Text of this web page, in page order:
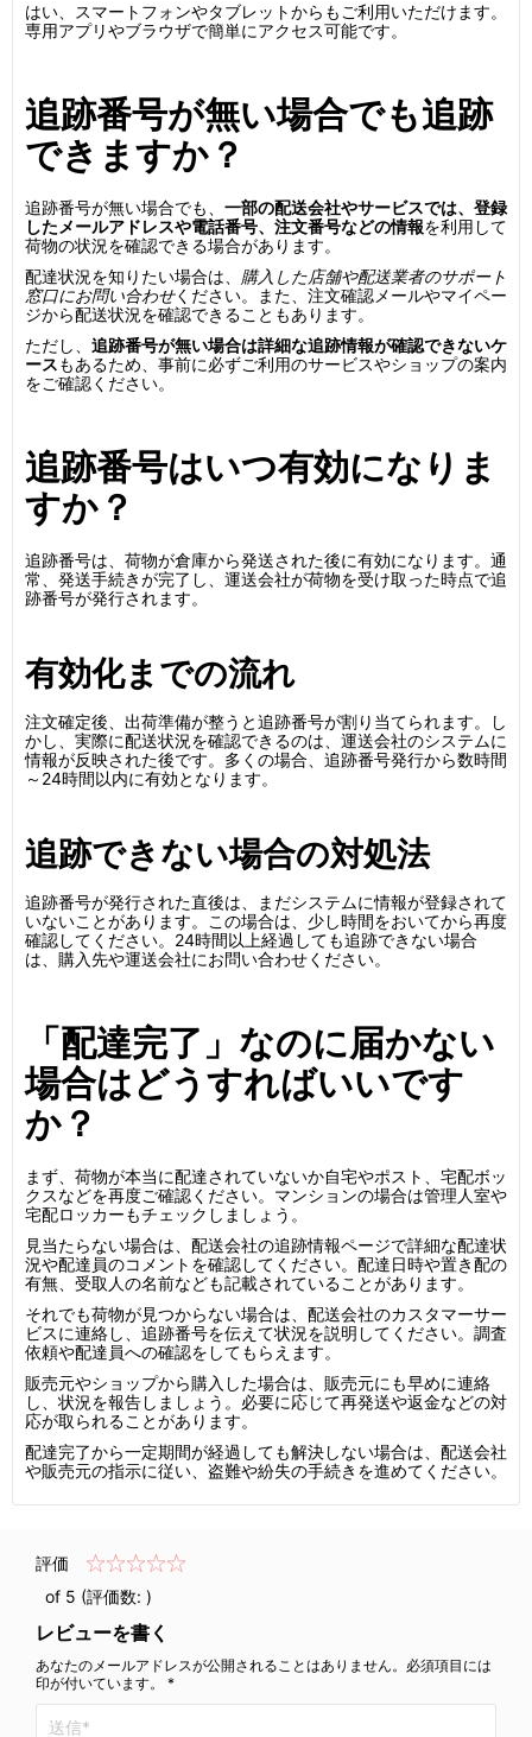
はい、スマートフォンやタブレットからもご利用いただけます。
専用アプリやブラウザで簡単にアクセス可能です。
追跡番号が無い場合でも追跡
できますか？
追跡番号が無い場合でも、 一部の配送会社やサービスでは、登録
したメールアドレスや電話番号、注文番号などの情報を利用して
荷物の状況を確認できる場合があります。
配達状況を知りたい場合は、 購入した店舗や配送業者のサポート
窓口にお問い合わせください。また、注文確認メールやマイペー
ジから配送状況を確認できることもあります。
ただし、 追跡番号が無い場合は詳細な追跡情報が確認できないケ
ースもあるため、事前に必ずご利用のサービスやショップの案内
をご確認ください。
追跡番号はいつ有効になりま
すか？
追跡番号は、荷物が倉庫から発送された後に有効になります。通
常、発送手続きが完了し、運送会社が荷物を受け取った時点で追
跡番号が発行されます。
有効化までの流れ
注文確定後、出荷準備が整うと追跡番号が割り当てられます。し
かし、実際に配送状況を確認できるのは、運送会社のシステムに
情報が反映された後です。多くの場合、追跡番号発行から数時間
～24時間以内に有効となります。
追跡できない場合の対処法
追跡番号が発行された直後は、まだシステムに情報が登録されて
いないことがあります。この場合は、少し時間をおいてから再度
確認してください。24時間以上経過しても追跡できない場合
は、購入先や運送会社にお問い合わせください。
「配達完了」なのに届かない
場合はどうすればいいです
か？
まず、荷物が本当に配達されていないか自宅やポスト、宅配ボッ
クスなどを再度ご確認ください。マンションの場合は管理人室や
宅配ロッカーもチェックしましょう。
見当たらない場合は、配送会社の追跡情報ページで詳細な配達状
況や配達員のコメントを確認してください。配達日時や置き配の
有無、受取人の名前なども記載されていることがあります。
それでも荷物が見つからない場合は、配送会社のカスタマーサー
ビスに連絡し、追跡番号を伝えて状況を説明してください。調査
依頼や配達員への確認をしてもらえます。
販売元やショップから購入した場合は、販売元にも早めに連絡
し、状況を報告しましょう。必要に応じて再発送や返金などの対
応が取られることがあります。
配達完了から一定期間が経過しても解決しない場合は、配送会社
や販売元の指示に従い、盗難や紛失の手続きを進めてください。
評価
of 5 (評価数: )
レビューを書く
あなたのメールアドレスが公開されることはありません。必須項目には
印が付いています。 *